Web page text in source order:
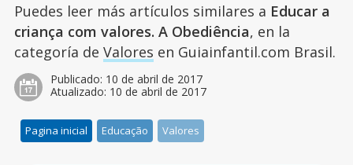
Puedes leer más artículos similares a Educar a
criança com valores. A Obediência, en la
categoría de Valores en Guiainfantil.com Brasil.
Publicado: 10 de abril de 2017
Atualizado: 10 de abril de 2017
Pagina inicial Educação Valores